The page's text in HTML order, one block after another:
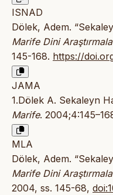
ISNAD
Dölek, Adem.
Marife Dini
145-168. https://
JAMA
1.Dölek A. Sekaleyn
Marife.
MLA
Dölek, Adem.
Marife Dini
2004, ss. 145-68,